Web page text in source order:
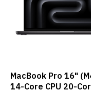
MacBook Pro 16"
14-Core CPU 20-